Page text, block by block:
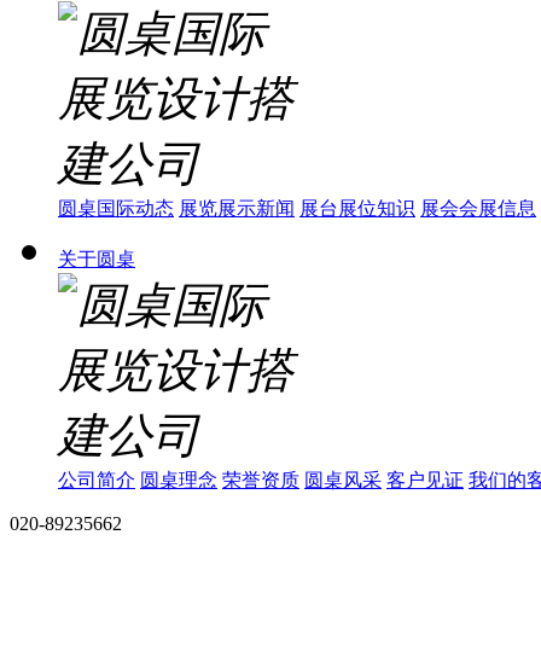
圆桌国际动态 展览展示新闻 展台展位知识 展会会展信息
关于圆桌
公司简介 圆桌理念 荣誉资质 圆桌风采 客户见证 我们的
020-89235662